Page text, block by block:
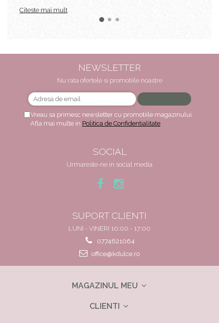
Citeste mai mult
NEWSLETTER
Nu rata ofertele si promotiile noastre
Vreau sa primesc newsletter cu promotiile magazinului.
Afla mai multe in Politica de Confidentialitate
SOCIAL
Urmareste-ne in social media
SUPORT CLIENTI
LUNI - VINERI 10:00 - 17:00
0774621064
office@kdulce.ro
MAGAZINUL MEU
CLIENTI